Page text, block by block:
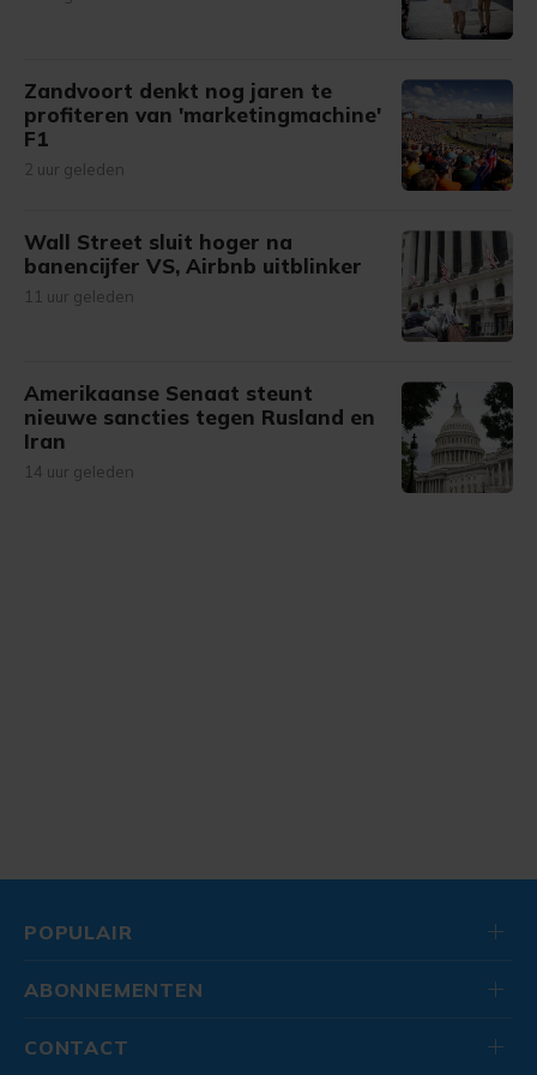
Zandvoort denkt nog jaren te
profiteren van 'marketingmachine'
F1
2 uur geleden
Wall Street sluit hoger na
banencijfer VS, Airbnb uitblinker
11 uur geleden
Amerikaanse Senaat steunt
nieuwe sancties tegen Rusland en
Iran
14 uur geleden
POPULAIR
ABONNEMENTEN
CONTACT